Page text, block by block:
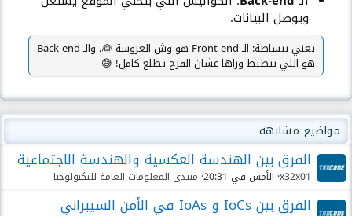
ويوصل البيانات.
يعني ببساطة: الـ Front-end هو وش العروسة 👰، والـ Back-end
هو اللي بيظبط وراها عشان الفرح يطلع كامل! 😅
أنقر للتوسيع...
مواضيع مشابهة
الفرق بين الهندسة العكسية والهندسة الاجتماعية
x32x01 الأمس في 20:31 منتدى المعلومات العامة للتكنولوجيا
الفرق بين IoCs و IoAs في الأمن السيبراني